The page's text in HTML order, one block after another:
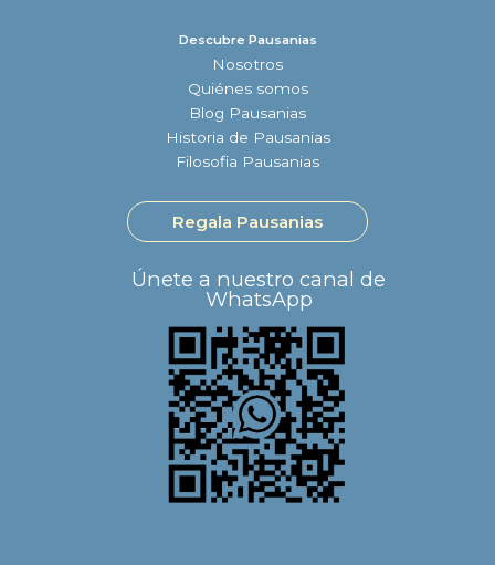
Descubre Pausanias
Nosotros
Quiénes somos
Blog Pausanias
Historia de Pausanias
Filosofia Pausanias
Regala Pausanias
Únete a nuestro canal de
WhatsApp